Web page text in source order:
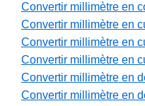
Convertir millimètre en
Convertir millimètre en
Convertir millimètre en
Convertir millimètre en
Convertir millimètre en
Convertir millimètre en